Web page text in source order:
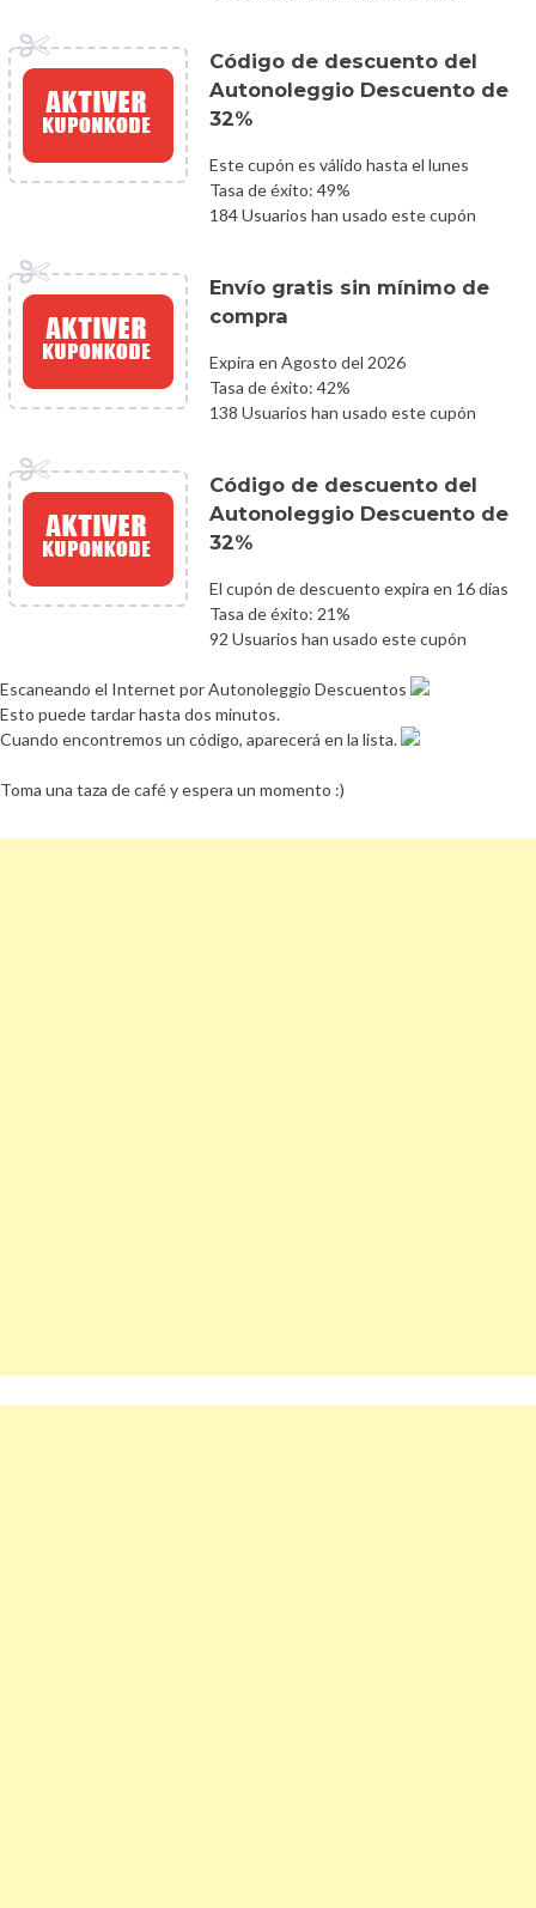
Código de descuento del
Autonoleggio Descuento de
32%
Este cupón es válido hasta el lunes
Tasa de éxito: 49%
184 Usuarios han usado este cupón
Envío gratis sin mínimo de
compra
Expira en Agosto del 2026
Tasa de éxito: 42%
138 Usuarios han usado este cupón
Código de descuento del
Autonoleggio Descuento de
32%
El cupón de descuento expira en 16 días
Tasa de éxito: 21%
92 Usuarios han usado este cupón
Escaneando el Internet por Autonoleggio Descuentos
Esto puede tardar hasta dos minutos.
Cuando encontremos un código, aparecerá en la lista.
Toma una taza de café y espera un momento :)